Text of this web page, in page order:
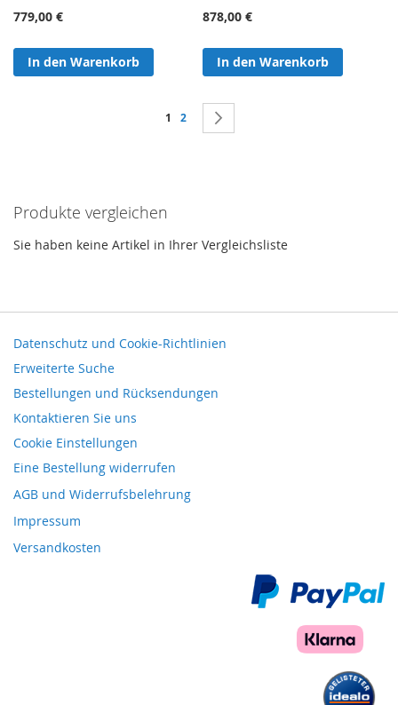
779,00 €
In den Warenkorb
878,00 €
In den Warenkorb
Seite
Sie lesen gerade Seite
1 Seite
2
Produkte vergleichen
Sie haben keine Artikel in Ihrer Vergleichsliste
Datenschutz und Cookie-Richtlinien
Erweiterte Suche
Bestellungen und Rücksendungen
Kontaktieren Sie uns
Cookie Einstellungen
Eine Bestellung widerrufen
AGB und Widerrufsbelehrung
Impressum
Versandkosten